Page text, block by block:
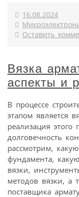
16.08.2024
Оставить
Вязка
аспекты и
В процессе
этапом является
реализация этого
долговечность
рассмотрим,
фундамента,
вязки,
методов вязки, а
поставщика